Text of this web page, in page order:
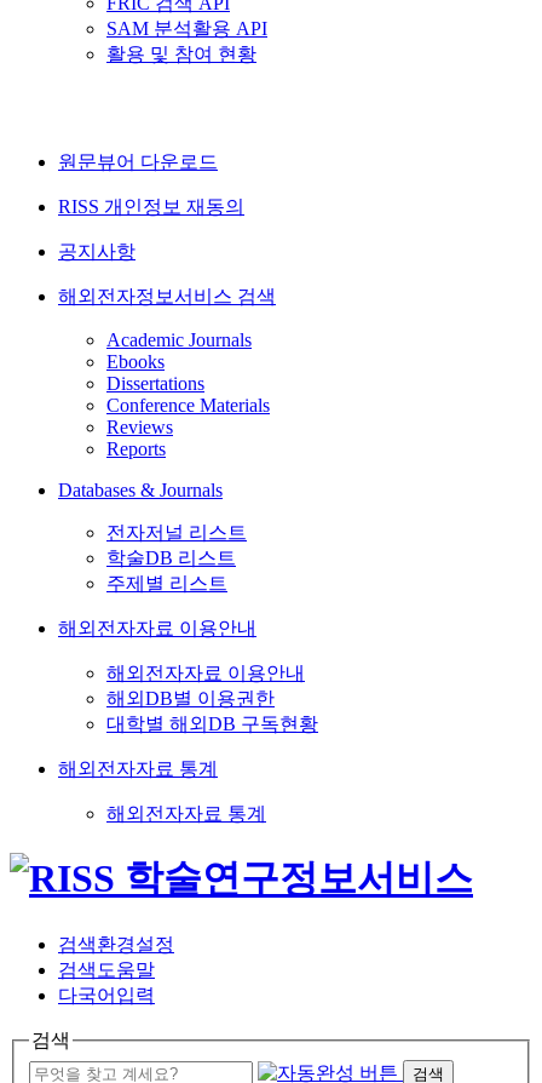
SAM 분석활용 API
활용 및 참여 현황
원문뷰어 다운로드
RISS 개인정보 재동의
공지사항
해외전자정보서비스 검색
Academic Journals
Ebooks
Dissertations
Conference Materials
Reviews
Reports
Databases & Journals
전자저널 리스트
학술DB 리스트
주제별 리스트
해외전자자료 이용안내
해외전자자료 이용안내
해외DB별 이용권한
대학별 해외DB 구독현황
해외전자자료 통계
해외전자자료 통계
검색환경설정
검색도움말
다국어입력
검색
검색